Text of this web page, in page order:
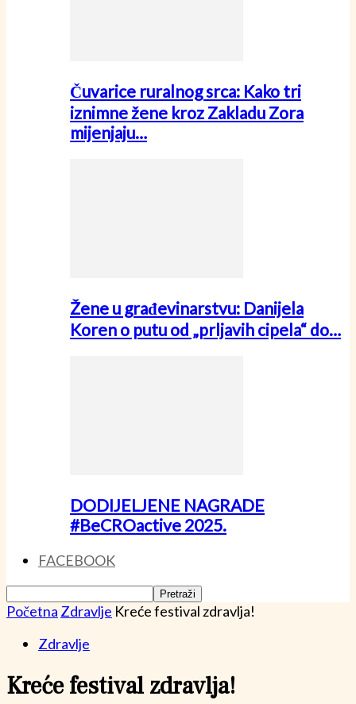
Čuvarice ruralnog srca: Kako tri
iznimne žene kroz Zakladu Zora
mijenjaju…
Žene u građevinarstvu: Danijela
Koren o putu od „prljavih cipela“ do…
DODIJELJENE NAGRADE
#BeCROactive 2025.
FACEBOOK
Početna Zdravlje Kreće festival zdravlja!
Zdravlje
Kreće festival zdravlja!